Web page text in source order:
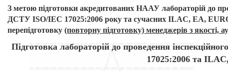
З метою підготовки акредитованих НААУ лабораторій до
ДСТУ ISO/IEC 17025:2006 року та сучасних ILAC, EA,
перепідготовку (повторну підготовку) менеджерів з якості,
Підготовка лабораторій до проведення
17025:2006 та